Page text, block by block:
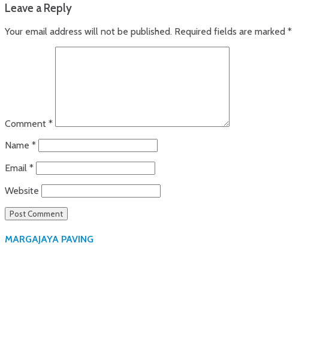
Leave a Reply
Your email address will not be published. Required fields are marked *
Comment *
Name *
Email *
Website
MARGAJAYA PAVING